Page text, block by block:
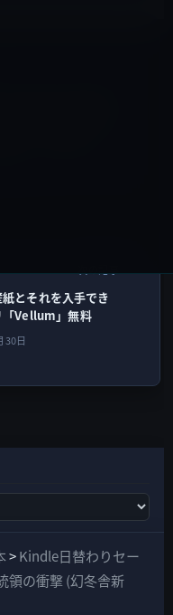
とそれを入手でき
「Vellum」無料
30日
>Kindle日替わりセー
領の衝撃 (幻冬舎新